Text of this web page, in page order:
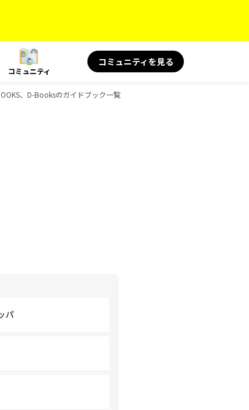
コミュニティ
コミュニティを見る
、D-Booksのガイドブック一覧
パ